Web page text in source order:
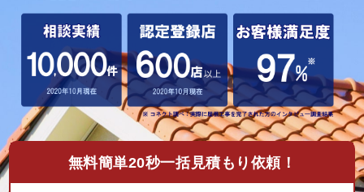
無料簡単20秒一括見積もり依頼！